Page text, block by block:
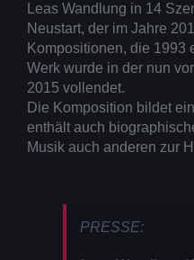
Leas Wandlung in 14
Neustart, der im Jahre
Kompositionen, die 1993
Werk wurde in der nun
2015 vollendet.
Die Komposition bildet
enthält auch
Musik auch anderen zur
PRESSE: